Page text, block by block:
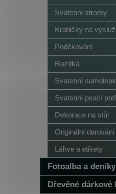
Svatební stromy
Krabičky na
Poděkování
Razítka
Svatební
Svatební psací
Dekorace na stůl
Originální darování
Láhve a etikety
Fotoalba a deníky
Dřevěné dárkové